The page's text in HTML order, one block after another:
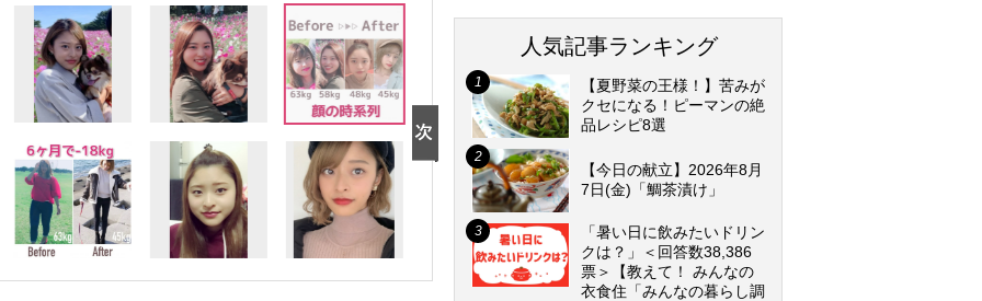
人気記事ランキング
【夏野菜の王様！】苦みが
クセになる！ピーマンの絶
品レシピ8選
【今日の献立】2026年8月
7日(金)「鯛茶漬け」
「暑い日に飲みたいドリン
クは？」＜回答数38,386
票＞【教えて！ みんなの
衣食住「みんなの暮らし調